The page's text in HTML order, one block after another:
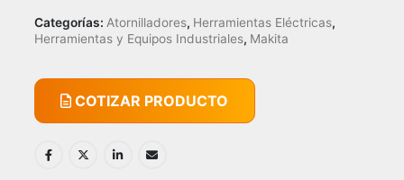
Categorías: Atornilladores, Herramientas Eléctricas,
Herramientas y Equipos Industriales, Makita
COTIZAR PRODUCTO